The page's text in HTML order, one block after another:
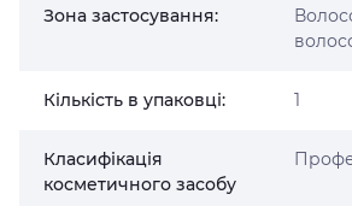
Зона застосування:
Кількість в упаковці: 1
Класифікація
косметичного засобу